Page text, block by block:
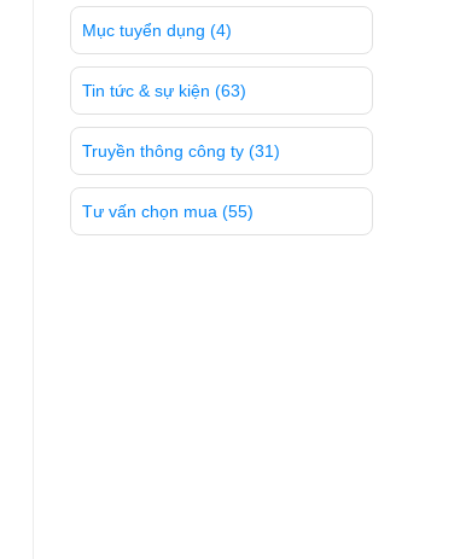
Mục tuyển dụng (4)
Tin tức & sự kiện (63)
Truyền thông công ty (31)
Tư vấn chọn mua (55)